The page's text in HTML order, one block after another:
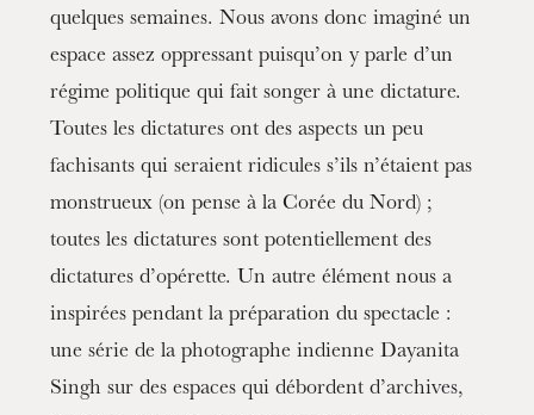
quelques semaines. Nous avons donc imaginé un
espace assez oppressant puisqu’on y parle d’un
régime politique qui fait songer à une dictature.
Toutes les dictatures ont des aspects un peu
fachisants qui seraient ridicules s’ils n’étaient pas
monstrueux (on pense à la Corée du Nord) ;
toutes les dictatures sont potentiellement des
dictatures d’opérette. Un autre élément nous a
inspirées pendant la préparation du spectacle :
une série de la photographe indienne Dayanita
Singh sur des espaces qui débordent d’archives,